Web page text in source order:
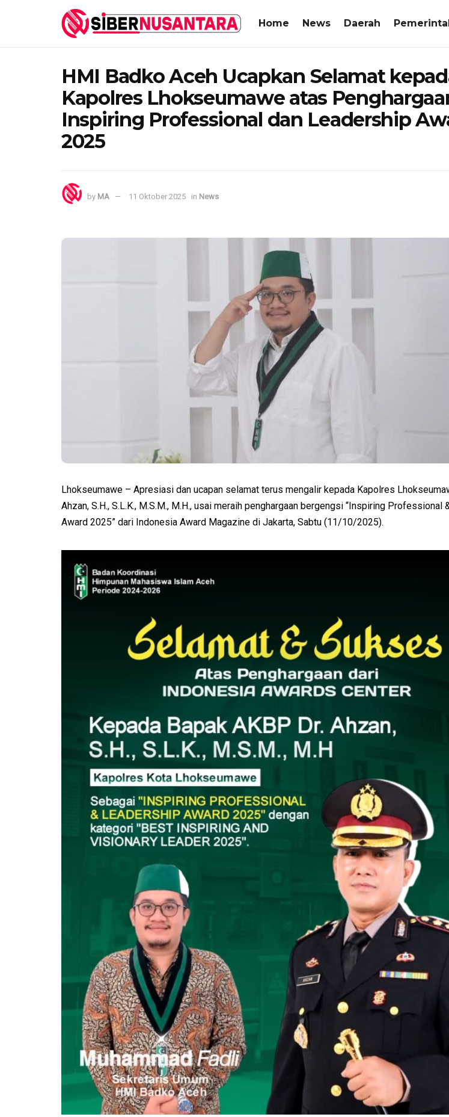
Home News Daerah
HMI Badko Aceh Ucapkan Selamat
Kapolres Lhokseumawe atas
Inspiring Professional dan Leadership
2025
by MA 11 Oktober 2025 in News
Lhokseumawe – Apresiasi dan ucapan selamat terus mengalir kepada Kapolres
Ahzan, S.H., S.L.K., M.S.M., M.H., usai meraih penghargaan bergengsi “Inspiring Professional
Award 2025” dari Indonesia Award Magazine di Jakarta, Sabtu (11/10/2025).